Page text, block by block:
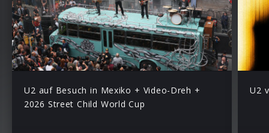
U2 auf Besuch in Mexiko + Video-Dreh +
2026 Street Child World Cup
U2